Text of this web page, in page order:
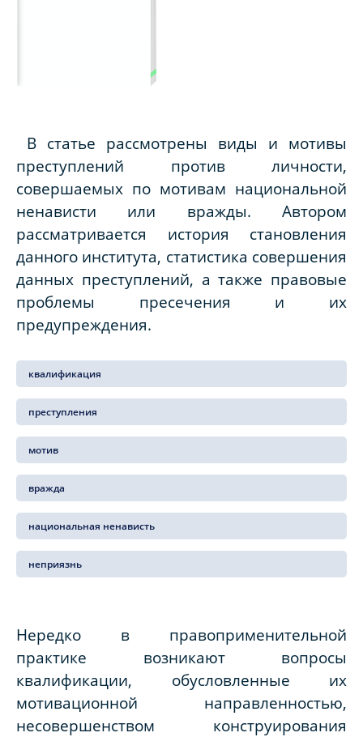
В статье рассмотрены виды и мотивы
преступлений против личности,
совершаемых по мотивам национальной
ненависти или вражды. Автором
рассматривается история становления
данного института, статистика совершения
данных преступлений, а также правовые
проблемы пресечения и их
предупреждения.
квалификация
преступления
мотив
вражда
национальная ненависть
неприязнь
Нередко в правоприменительной
практике возникают вопросы
квалификации, обусловленные их
мотивационной направленностью,
несовершенством конструирования